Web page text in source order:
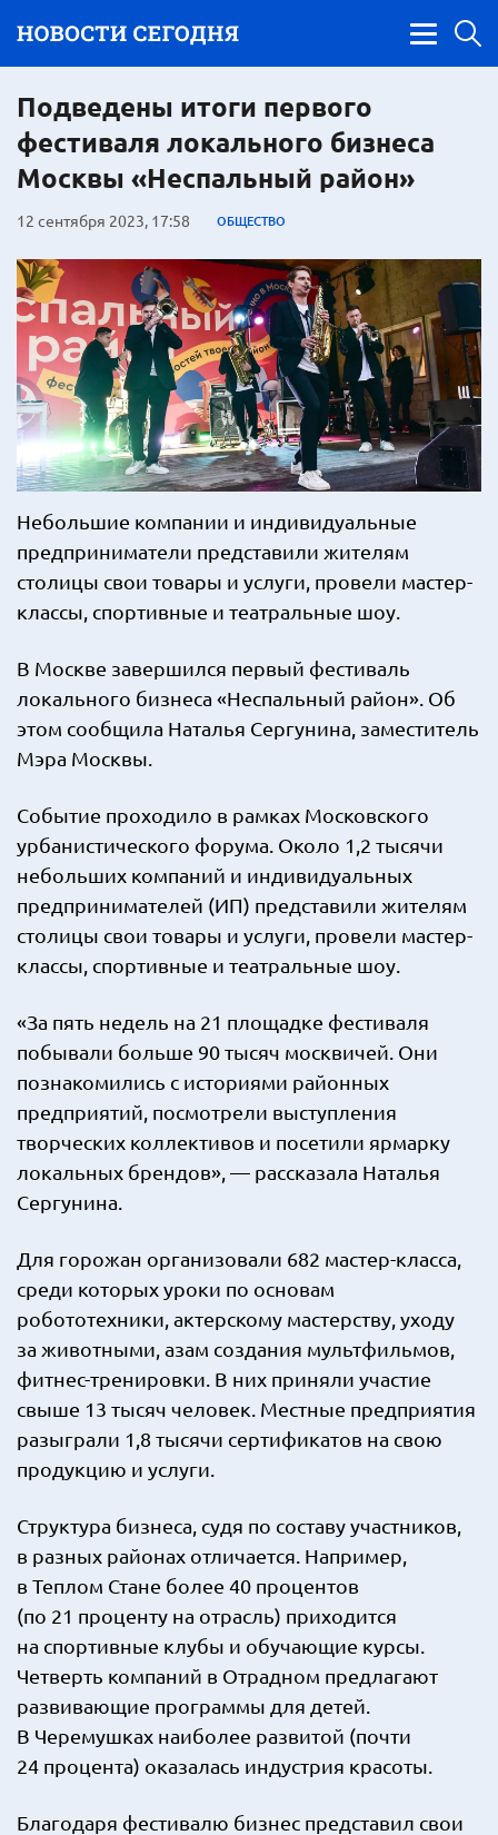
Подведены итоги первого
фестиваля локального бизнеса
Москвы «Неспальный район»
12 сентября 2023, 17:58 ОБЩЕСТВО
Небольшие компании и индивидуальные
предприниматели представили жителям
столицы свои товары и услуги, провели мастер-
классы, спортивные и театральные шоу.
В Москве завершился первый фестиваль
локального бизнеса «Неспальный район». Об
этом сообщила Наталья Сергунина, заместитель
Мэра Москвы.
Событие проходило в рамках Московского
урбанистического форума. Около 1,2 тысячи
небольших компаний и индивидуальных
предпринимателей (ИП) представили жителям
столицы свои товары и услуги, провели мастер-
классы, спортивные и театральные шоу.
«За пять недель на 21 площадке фестиваля
побывали больше 90 тысяч москвичей. Они
познакомились с историями районных
предприятий, посмотрели выступления
творческих коллективов и посетили ярмарку
локальных брендов», — рассказала Наталья
Сергунина.
Для горожан организовали 682 мастер-класса,
среди которых уроки по основам
робототехники, актерскому мастерству, уходу
за животными, азам создания мультфильмов,
фитнес-тренировки. В них приняли участие
свыше 13 тысяч человек. Местные предприятия
разыграли 1,8 тысячи сертификатов на свою
продукцию и услуги.
Структура бизнеса, судя по составу участников,
в разных районах отличается. Например,
в Теплом Стане более 40 процентов
(по 21 проценту на отрасль) приходится
на спортивные клубы и обучающие курсы.
Четверть компаний в Отрадном предлагают
развивающие программы для детей.
В Черемушках наиболее развитой (почти
24 процента) оказалась индустрия красоты.
Благодаря фестивалю бизнес представил свои